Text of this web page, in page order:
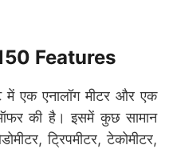
Features
में एक एनालॉग मीटर और एक
की है। इसमें कुछ सामान
ट्रिपमीटर, टेकोमीटर,